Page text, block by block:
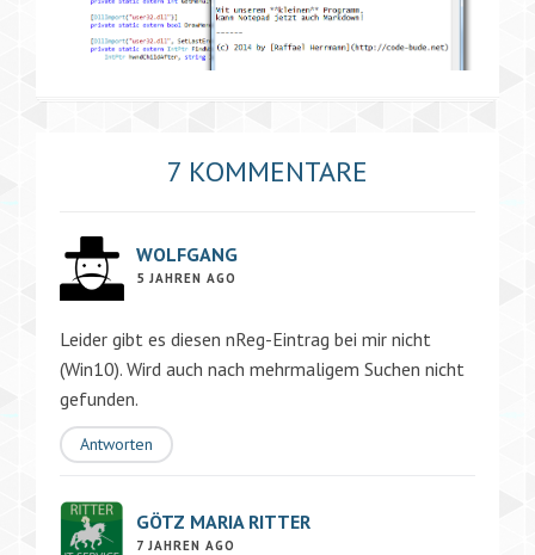
7 KOMMENTARE
WOLFGANG
5 JAHREN AGO
Leider gibt es diesen nReg-Eintrag bei mir nicht
(Win10). Wird auch nach mehrmaligem Suchen nicht
gefunden.
Antworten
GÖTZ MARIA RITTER
7 JAHREN AGO